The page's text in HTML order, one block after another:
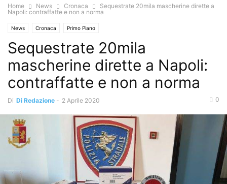
Home News Cronaca
Sequestrate 20mila mascherine dirette a
Napoli: contraffatte e non a norma
News Cronaca Primo Piano
Sequestrate 20mila
mascherine dirette a Napoli:
contraffatte e non a norma
Di Di Redazione - 2 Aprile 2020 0